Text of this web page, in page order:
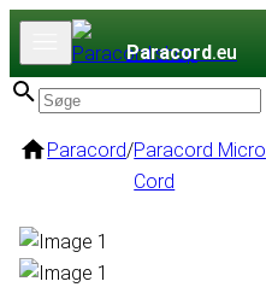
Paracord.eu
Paracord/Paracord Micro
Cord